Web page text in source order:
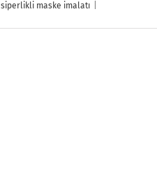
siperlikli maske imalatı
için